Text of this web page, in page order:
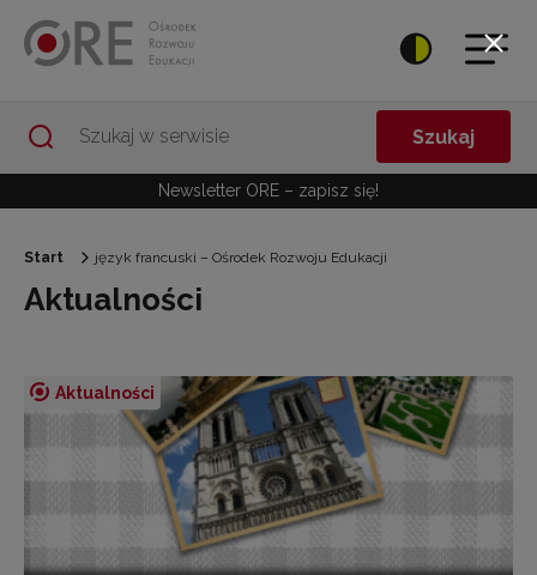
Szukaj
Newsletter ORE – zapisz się!
Start język francuski – Ośrodek Rozwoju Edukacji
Aktualności
Aktualności